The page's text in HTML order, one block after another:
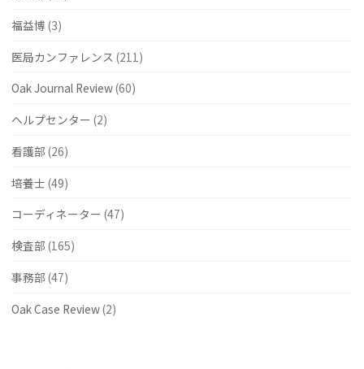
福益博 (3)
医局カンファレンス (211)
Oak Journal Review(60)
ヘルプセンター (2)
看護部 (26)
培養士 (49)
コーディネーター (47)
検査部 (165)
事務部 (47)
Oak Case Review(2)